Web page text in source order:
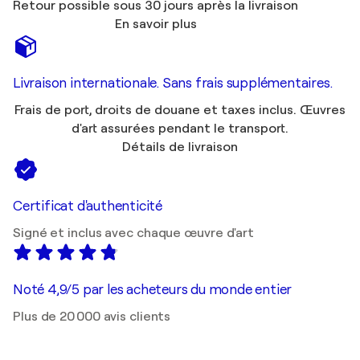
Retour possible sous 30 jours après la livraison
En savoir plus
Livraison internationale. Sans frais supplémentaires.
Frais de port, droits de douane et taxes inclus. Œuvres
d'art assurées pendant le transport.
Détails de livraison
Certificat d'authenticité
Signé et inclus avec chaque œuvre d'art
Noté 4,9/5 par les acheteurs du monde entier
Plus de 20 000 avis clients